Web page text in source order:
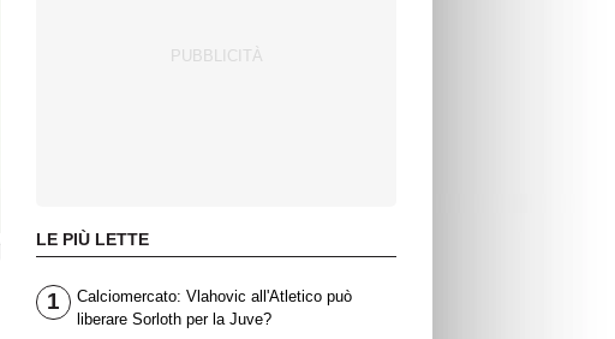
LE PIÙ LETTE
1
Calciomercato: Vlahovic all'Atletico può
liberare Sorloth per la Juve?